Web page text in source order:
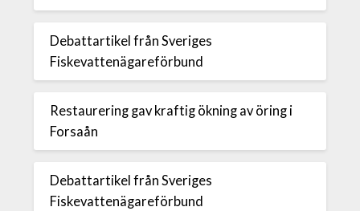
Debattartikel från Sveriges
Fiskevattenägareförbund
Restaurering gav kraftig ökning av öring i
Forsaån
Debattartikel från Sveriges
Fiskevattenägareförbund